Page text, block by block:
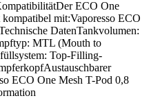
ECO One
mit:Vaporesso ECO
DatenTankvolumen:
MTL (Mouth to
Top-Filling-
ECO One Mesh T-Pod 0,8